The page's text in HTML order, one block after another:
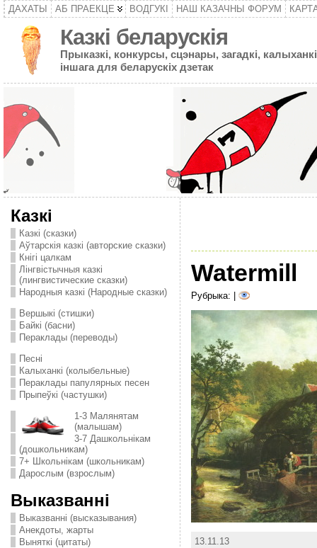
ДАХАТЫ АБ ПРАЕКЦЕ ВОДГУКІ НАШ КАЗАЧНЫ ФОРУМ
Казкі беларускія
Прыказкі, конкурсы, сцэнары, загадкі,
іншага для беларускіх дзетак
Казкі
Казкі (сказки)
Аўтарскія казкі (авторские сказки)
Кнігі цалкам
Лінгвістычныя казкі
(лингвистические сказки)
Народныя казкі (Народные сказки)
Вершыкі (стишки)
Байкі (басни)
Пераклады (переводы)
Песні
Калыханкі (колыбельные)
Пераклады папулярных песен
Прыпеўкі (частушки)
1-3 Малянятам
(малышам)
3-7 Дашкольнікам
(дошкольникам)
7+ Школьнікам (школьникам)
Дарослым (взрослым)
Выказванні
Выказванні (высказывания)
Анекдоты, жарты
Выняткі (цитаты)
Watermill
Рубрыка: |
13.11.13